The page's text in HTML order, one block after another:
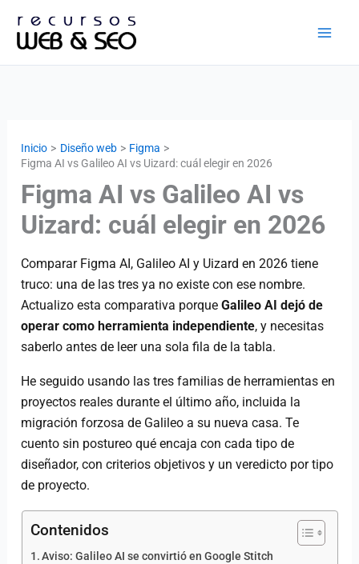
Inicio Diseño web
Figma
Figma AI vs Galileo AI vs Uizard: cuál elegir en 2026
Figma AI vs Galileo AI vs
Uizard: cuál elegir en 2026
Comparar Figma AI, Galileo AI y Uizard en 2026 tiene
truco: una de las tres ya no existe con ese nombre.
Actualizo esta comparativa porqueGalileo AI dejó de
operar como herramienta independiente, y necesitas
saberlo antes de leer una sola fila de la tabla.
He seguido usando las tres familias de herramientas en
proyectos reales durante el último año, incluida la
migración forzosa de Galileo a su nueva casa. Te
cuento sin postureo qué encaja con cada tipo de
diseñador, con criterios objetivos y un veredicto por tipo
de proyecto.
Contenidos
Aviso: Galileo AI se convirtió en Google Stitch